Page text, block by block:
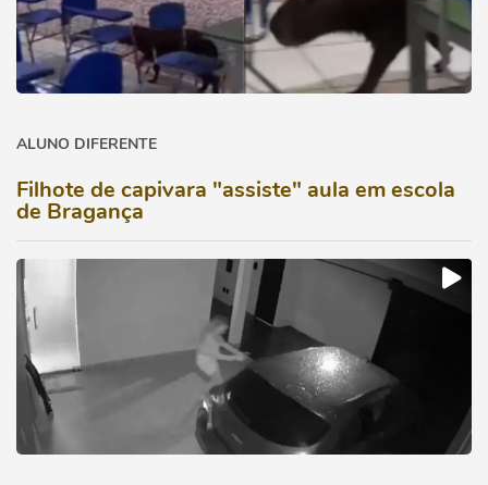
ALUNO DIFERENTE
Filhote de capivara "assiste" aula em escola
de Bragança